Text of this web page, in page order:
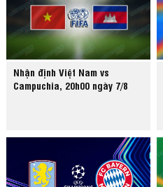
Nhận định Việt Nam vs
Campuchia, 20h00 ngày 7/8